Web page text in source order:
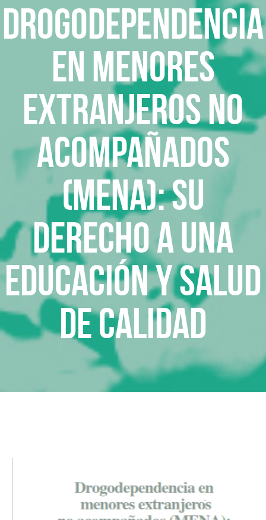
Drogodependencia
en menores
extranjeros no
acompañados
(MENA): su
derecho a una
educación y salud
de calidad